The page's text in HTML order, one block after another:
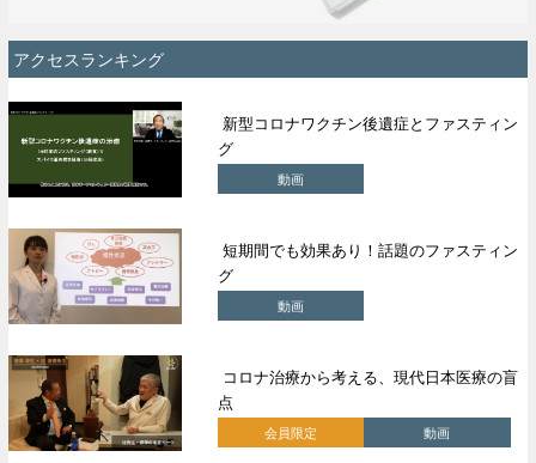
アクセスランキング
新型コロナワクチン後遺症とファスティン
グ
動画
短期間でも効果あり！話題のファスティン
グ
動画
コロナ治療から考える、現代日本医療の盲
点
会員限定 動画